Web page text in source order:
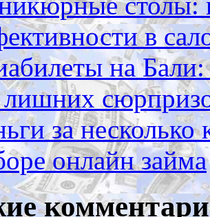
в
на Бали:
лишних
за
онлайн займа